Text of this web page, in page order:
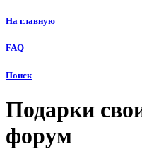
На главную
FAQ
Поиск
Подарки
форум